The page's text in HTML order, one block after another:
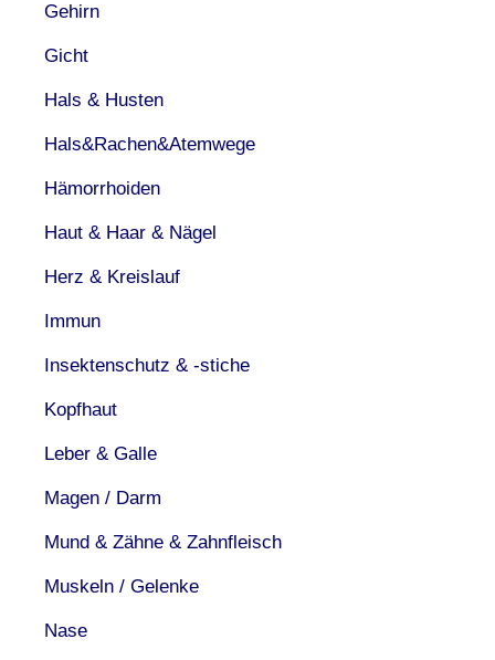
Gehirn
Gicht
Hals & Husten
Hals&Rachen&Atemwege
Hämorrhoiden
Haut & Haar & Nägel
Herz & Kreislauf
Immun
Insektenschutz & -stiche
Kopfhaut
Leber & Galle
Magen / Darm
Mund & Zähne & Zahnfleisch
Muskeln / Gelenke
Nase